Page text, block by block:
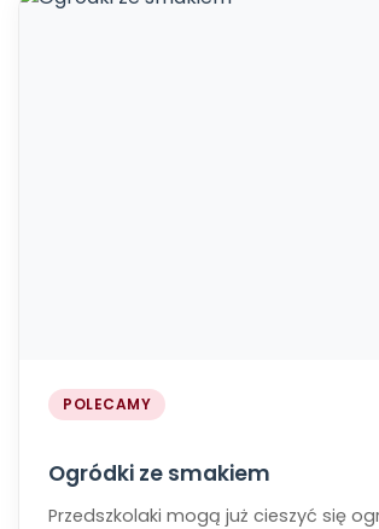
POLECAMY
Ogródki ze smakiem
Przedszkolaki mogą już cieszyć się